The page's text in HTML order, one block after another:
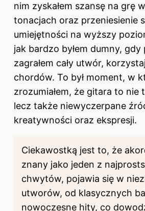
nim zyskałem szansę na grę
tonacjach oraz przeniesienie
umiejętności na wyższy
jak bardzo byłem dumny,
zagrałem cały utwór,
chordów. To był moment, w
zrozumiałem, że gitara to nie
lecz także niewyczerpane
kreatywności oraz ekspresji.
Ciekawostką jest to, że
znany jako jeden z
chwytów, pojawia się w
utworów, od klasycznych
nowoczesne hity, co